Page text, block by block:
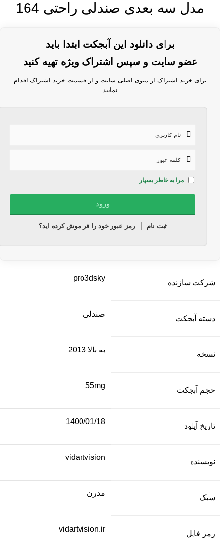
مدل سه بعدی صندلی راحتی 164
برای دانلود این آبجکت ابتدا باید
عضو سایت و سپس اشتراک ویژه تهیه کنید
برای خرید اشتراک از منوی اصلی سایت و از قسمت خرید اشتراک اقدام
نمایید
مرا به خاطر بسپار
ثبت نام رمز عبور خود را فراموش کرده اید؟
شرکت سازنده
pro3dsky
دسته آبجکت
صندلی
نسخه
به بالا 2013
حجم آبجکت
55mg
تاریخ آپلود
1400/01/18
نویسنده
vidartvision
سبک
مدرن
رمز فایل
vidartvision.ir